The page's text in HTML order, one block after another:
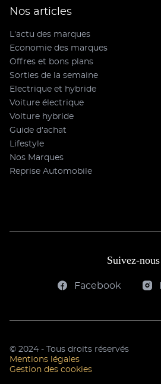
Nos articles
L'actu des marques
Economie des marques
Offres et bons plans
Sorties de la semaine
Electrique et hybride
Voiture électrique
Voiture hybride
Guide d'achat
Lifestyle
Nos Marques
Reprise Automobile
Suivez-nous
Facebook
© 2024 - Tous droits réservés
Mentions légales
Gestion des cookies